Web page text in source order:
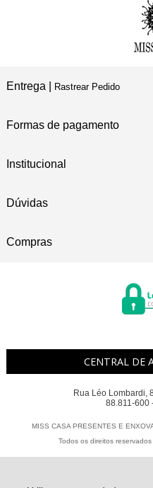
Entrega | Rastrear Pedido
Formas de pagamento
Institucional
Dúvidas
Compras
CENTRAL DE
Rua Léo Lombardi,
88.811-600
MISS CASA PRESENTES E
Todos os direitos reservados